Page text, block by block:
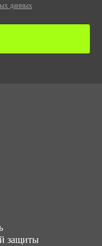
данных
защиты